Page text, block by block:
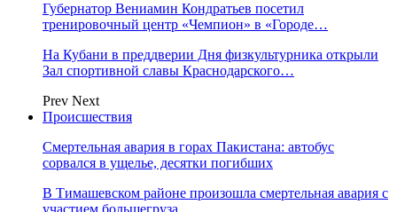
Губернатор Вениамин Кондратьев посетил
тренировочный центр «Чемпион» в «Городе…
На Кубани в преддверии Дня физкультурника открыли
Зал спортивной славы Краснодарского…
Prev Next
Происшествия
Смертельная авария в горах Пакистана: автобус
сорвался в ущелье, десятки погибших
В Тимашевском районе произошла смертельная авария с
участием большегруза